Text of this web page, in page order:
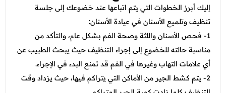
إليك أبرز الخطوات التي يتم اتباعها عند خضوعك إلى جلسة
تنظيف وتلميع الأسنان في عيادة الأسنان:
1- فحص الأسنان واللثة وصحة الفم بشكل عام، والتأكد من
مناسبة حالته للخضوع إلى إجراء التنظيف حيث يبحث الطبيب عن
أي علامات التهاب وغيرها في الفم قد تمنع البدء في الإجراء.
2- يتم كشط الجير من الأماكن التي يتراكم فيها، حيث يزداد وقت